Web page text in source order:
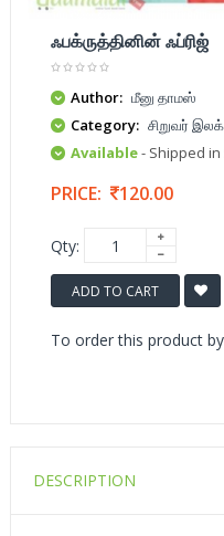
ஃபக்ருத்தினின் ஃப்ரிஜ்
Author: மீனு தாமஸ்
Category: சிறுவர்
Available- Shipped
PRICE: 120.00
Qty:
ADD TO CART
To order this product
DESCRIPTION